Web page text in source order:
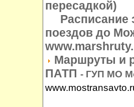
пересадкой)
Расписание
поездов до
Маршруты и
ПАТП - ГУП МО